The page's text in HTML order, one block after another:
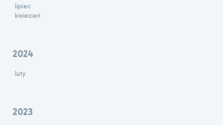
lipiec
kwiecień
2024
luty
2023